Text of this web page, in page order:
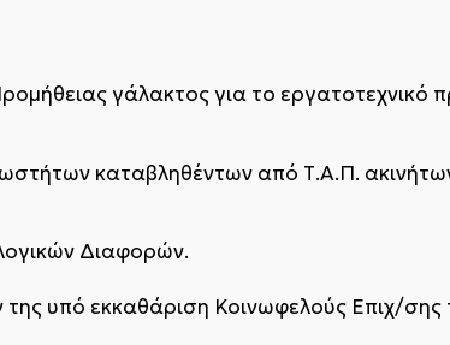
γάλακτος για το εργατοτεχνικό
καταβληθέντων από Τ.Α.Π.
Διαφορών.
υπό εκκαθάριση Κοινωφελούς Επιχ/